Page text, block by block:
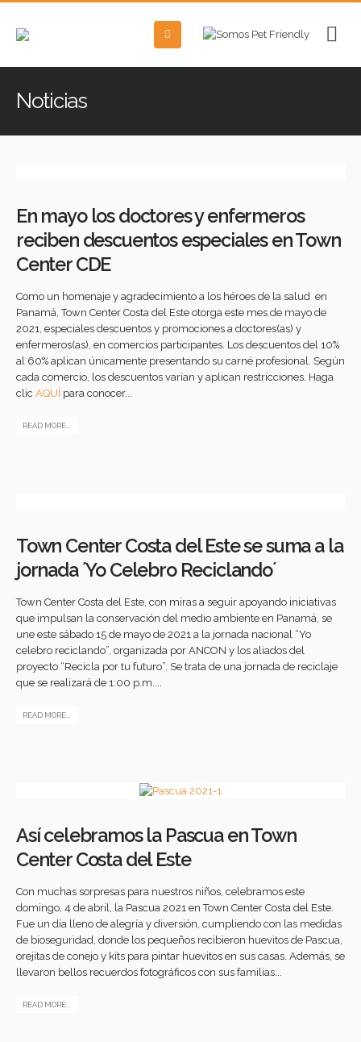
Noticias
En mayo los doctores y enfermeros
reciben descuentos especiales en Town
Center CDE
Como un homenaje y agradecimiento a los héroes de la salud en
Panamá, Town Center Costa del Este otorga este mes de mayo de
2021, especiales descuentos y promociones a doctores(as) y
enfermeros(as), en comercios participantes. Los descuentos del 10%
al 60% aplican únicamente presentando su carné profesional. Según
cada comercio, los descuentos varían y aplican restricciones. Haga
clic AQUÍ para conocer...
READ MORE...
Town Center Costa del Este se suma a la
jornada ´Yo Celebro Reciclando´
Town Center Costa del Este, con miras a seguir apoyando iniciativas
que impulsan la conservación del medio ambiente en Panamá, se
une este sábado 15 de mayo de 2021 a la jornada nacional “Yo
celebro reciclando”, organizada por ANCON y los aliados del
proyecto “Recicla por tu futuro”. Se trata de una jornada de reciclaje
que se realizará de 1:00 p.m....
READ MORE...
Así celebramos la Pascua en Town
Center Costa del Este
Con muchas sorpresas para nuestros niños, celebramos este
domingo, 4 de abril, la Pascua 2021 en Town Center Costa del Este.
Fue un día lleno de alegría y diversión, cumpliendo con las medidas
de bioseguridad, donde los pequeños recibieron huevitos de Pascua,
orejitas de conejo y kits para pintar huevitos en sus casas. Además, se
llevaron bellos recuerdos fotográficos con sus familias...
READ MORE...